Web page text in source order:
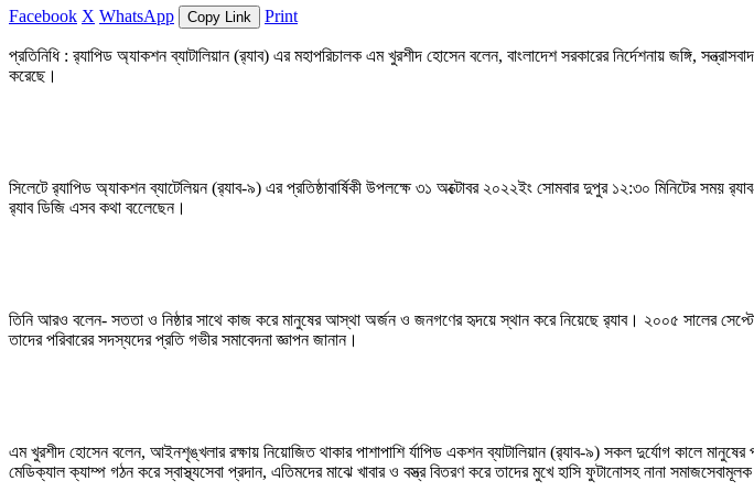
Facebook X WhatsApp Copy Link Print
প্রতিনিধি : র‍্যাপিড অ্যাকশন ব্যাটালিয়ান (র‍্যাব) এর মহাপরিচালক এম খুরশীদ হোসেন বলেন, বাংলাদেশ সরকারের নির্দেশনায় জঙ্গি,
করেছে।
সিলেটে র‍্যাপিড অ্যাকশন ব্যাটেলিয়ন (র‍্যাব-৯) এর প্রতিষ্ঠাবার্ষিকী উপলক্ষে ৩১ অক্টোবর ২০২২ইং সোমবার দুপুর ১২:৩০ মিনিটের সময়
র‍্যাব ডিজি এসব কথা বলেেছেন।
তিনি আরও বলেন- সততা ও নিষ্ঠার সাথে কাজ করে মানুষের আস্থা অর্জন ও জনগণের হৃদয়ে স্থান করে নিয়েছে র‍্যাব। ২০০৫ সালের
তাদের পরিবারের সদস্যদের প্রতি গভীর সমাবেদনা জ্ঞাপন জানান।
এম খুরশীদ হোসেন বলেন, আইনশৃঙ্খলার রক্ষায় নিয়োজিত থাকার পাশাপাশি র্যাপিড একশন ব্যাটালিয়ান (র‍্যাব-৯) সকল দুর্যোগ কালে
মেডিক্যাল ক্যাম্প গঠন করে স্বাস্থ্যসেবা প্রদান, এতিমদের মাঝে খাবার ও বস্ত্র বিতরণ করে তাদের মুখে হাসি ফুটানোসহ নানা